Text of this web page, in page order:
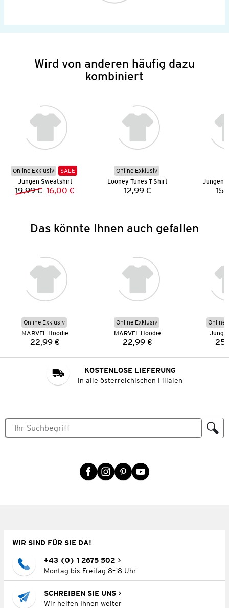
Wird von anderen häufig dazu
kombiniert
Online Exklusiv
SALE
Jungen Sweatshirt
Vorheriger Preis:
19,99 € Neuer Preis:
16,00 €
Online Exklusiv
Looney Tunes T-Shirt
Preis:
12,99 €
Jungen
Das könnte Ihnen auch gefallen
Online Exklusiv
MARVEL Hoodie
Preis:
22,99 €
Online Exklusiv
MARVEL Hoodie
Preis:
22,99 €
Online
KOSTENLOSE LIEFERUNG
in alle österreichischen Filialen
WIR SIND FÜR SIE DA!
+43 (0) 1 2675 502
Montag bis Freitag 8–18 Uhr
SCHREIBEN SIE UNS
Wir helfen Ihnen weiter